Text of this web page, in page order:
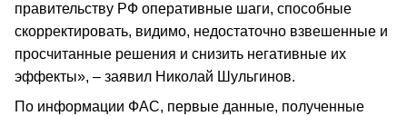
правительству РФ оперативные шаги, способные
скорректировать, видимо, недостаточно взвешенные и
просчитанные решения и снизить негативные их
эффекты», – заявил Николай Шульгинов.
По информации ФАС, первые данные, полученные